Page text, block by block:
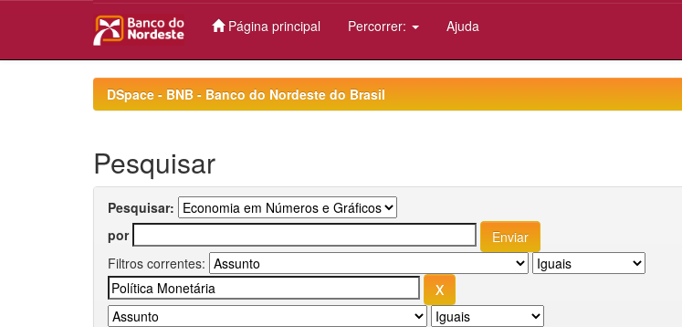
Página principal Percorrer: Ajuda
DSpace - BNB - Banco do Nordeste do Brasil
Pesquisar
Pesquisar:
por
Filtros correntes: